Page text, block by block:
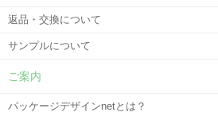
返品・交換について
サンプルについて
ご案内
パッケージデザインnetとは？